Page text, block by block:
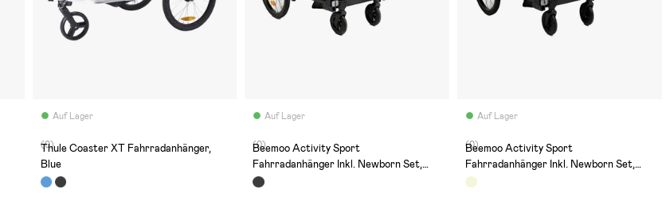
Auf Lager
(0)
Thule Coaster XT Fahrradanhänger,
Blue
Auf Lager
(0)
Beemoo Activity Sport
Fahrradanhänger Inkl. Newborn Set,
Black
Auf Lager
(0)
Beemoo Activity Sport
Fahrradanhänger Inkl. Newborn Set,
Beige